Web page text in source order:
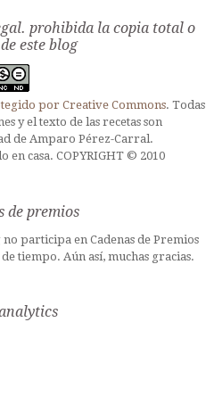
prohibida la copia total o
este blog
por Creative Commons. Todas
y el texto de las recetas son
de Amparo Pérez-Carral.
en casa. COPYRIGHT © 2010
de premios
no participa en Cadenas de Premios
tiempo. Aún así, muchas gracias.